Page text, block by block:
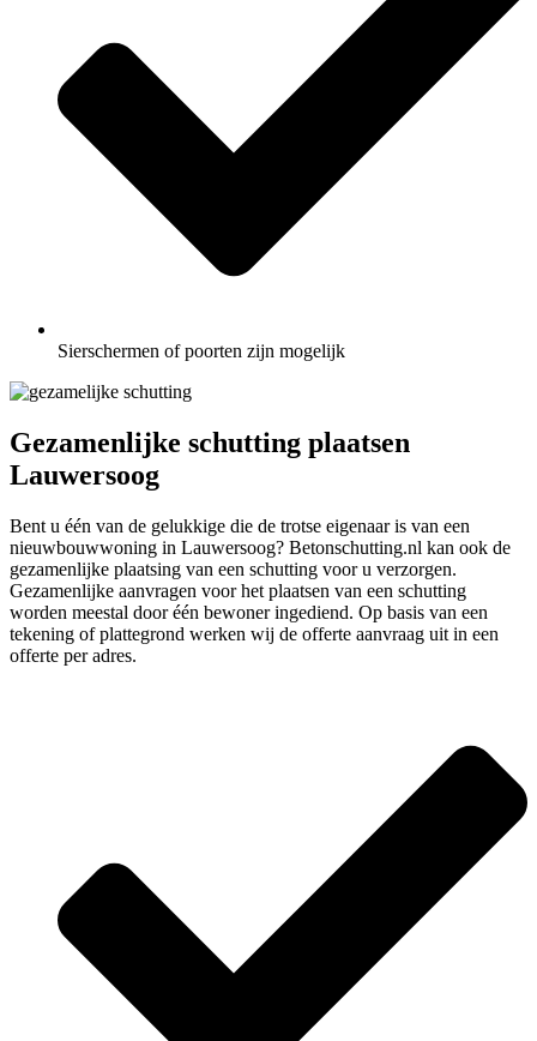
Sierschermen of poorten zijn mogelijk
Gezamenlijke schutting plaatsen
Lauwersoog
Bent u één van de gelukkige die de trotse eigenaar is van een
nieuwbouwwoning in Lauwersoog? Betonschutting.nl kan ook de
gezamenlijke plaatsing van een schutting voor u verzorgen.
Gezamenlijke aanvragen voor het plaatsen van een schutting
worden meestal door één bewoner ingediend. Op basis van een
tekening of plattegrond werken wij de offerte aanvraag uit in een
offerte per adres.